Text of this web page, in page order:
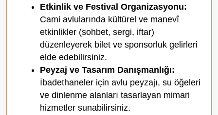
Etkinlik ve Festival Organizasyonu:
Cami avlularında kültürel ve manevî
etkinlikler (sohbet, sergi, iftar)
düzenleyerek bilet ve sponsorluk gelirleri
elde edebilirsiniz.
Peyzaj ve Tasarım Danışmanlığı:
İbadethaneler için avlu peyzajı, su öğeleri
ve dinlenme alanları tasarlayan mimari
hizmetler sunabilirsiniz.